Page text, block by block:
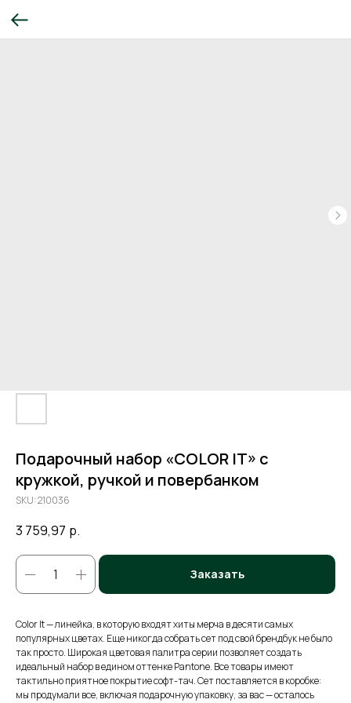
Подарочный набор «COLOR IT» c
кружкой, ручкой и повербанком
SKU:210036
3 759,97 р.
Заказать
Color It — линейка, в которую входят хиты мерча в десяти самых
популярных цветах. Еще никогда собрать сет под свой брендбук не было
так просто. Широкая цветовая палитра серии позволяет создать
идеальный набор в едином оттенке Pantone. Все товары имеют
тактильно приятное покрытие софт-тач. Сет поставляется в коробке:
мы продумали все, включая подарочную упаковку, за вас — осталось